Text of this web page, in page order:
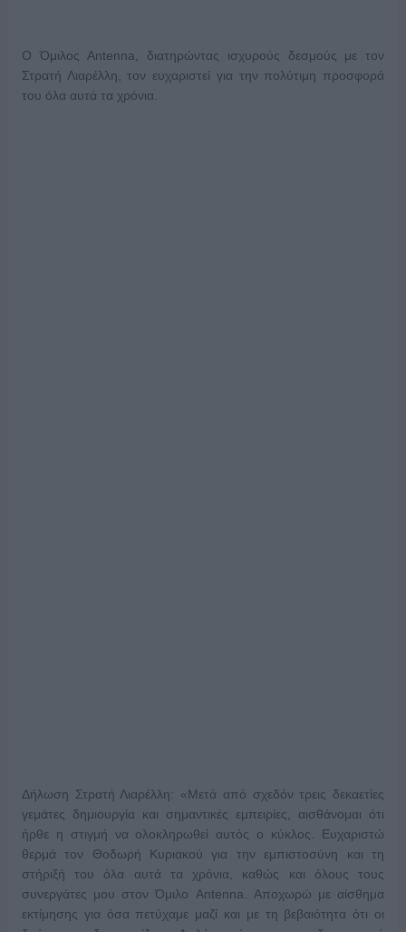
Ο Όμιλος Antenna, διατηρώντας ισχυρούς δεσμούς με τον
Στρατή Λιαρέλλη, τον ευχαριστεί για την πολύτιμη προσφορά
του όλα αυτά τα χρόνια.
Δήλωση Στρατή Λιαρέλλη: «Μετά από σχεδόν τρεις δεκαετίες
γεμάτες δημιουργία και σημαντικές εμπειρίες, αισθάνομαι ότι
ήρθε η στιγμή να ολοκληρωθεί αυτός ο κύκλος. Ευχαριστώ
θερμά τον Θοδωρή Κυριακού για την εμπιστοσύνη και τη
στήριξή του όλα αυτά τα χρόνια, καθώς και όλους τους
συνεργάτες μου στον Όμιλο Antenna. Αποχωρώ με αίσθημα
εκτίμησης για όσα πετύχαμε μαζί και με τη βεβαιότητα ότι οι